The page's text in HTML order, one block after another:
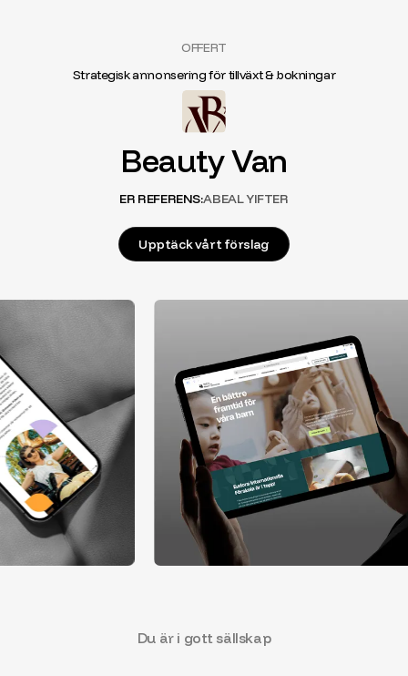
OFFERT
Strategisk annonsering för tillväxt & bokningar
Beauty Van
ER REFERENS:ABEAL YIFTER
Upptäck vårt förslag
Du är i gott sällskap